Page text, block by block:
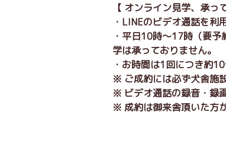
【 オンライン見学、承っ
・LINEのビデオ通話を利
・平日10時～17時（要
学は承っておりません。
・お時間は1回につき約
※ ご成約には必ず犬舎施
※ ビデオ通話の録音・録
※ 成約は御来舎頂いた方